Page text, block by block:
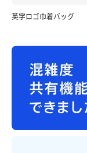
英字ロゴ巾着バッグ